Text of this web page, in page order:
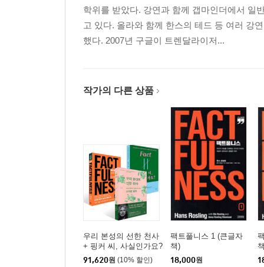
학위를 받았다. 강연과 함께 갭마인더에서 일
고 있다. 올라와 함께 한스의 테드 등 여러 강
했다. 2007년 구글이 트렌달라이저...
작가의 다른 상품
우리 본성의 선한 천사
+ 핑커 씨, 사실인가요?
+ 팩트풀니스 세트
91,620원 (10% 할인)
팩트풀니스 1 (큰글자
책)
18,000원